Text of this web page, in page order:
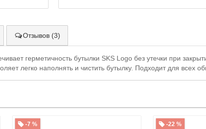
Отзывов (3)
герметичность бутылки SKS Logo без утечки при
легко наполнять и чистить бутылку. Подходит для всех
-7 % -22 %